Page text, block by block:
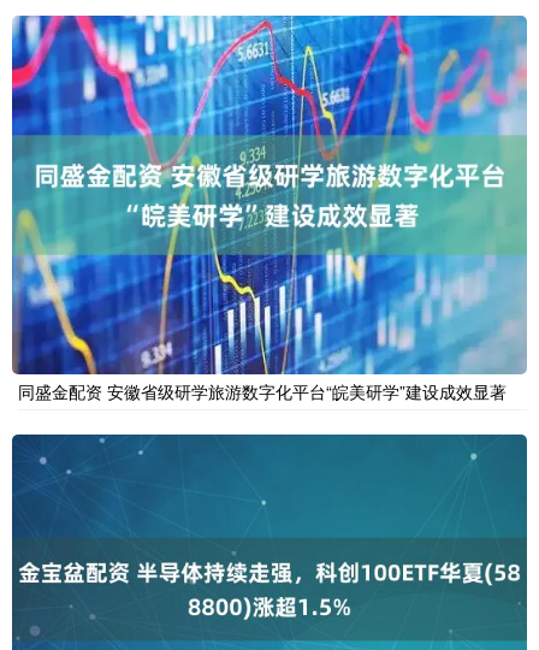
同盛金配资 安徽省级研学旅游数字化平台“皖美研学”建设成效显著